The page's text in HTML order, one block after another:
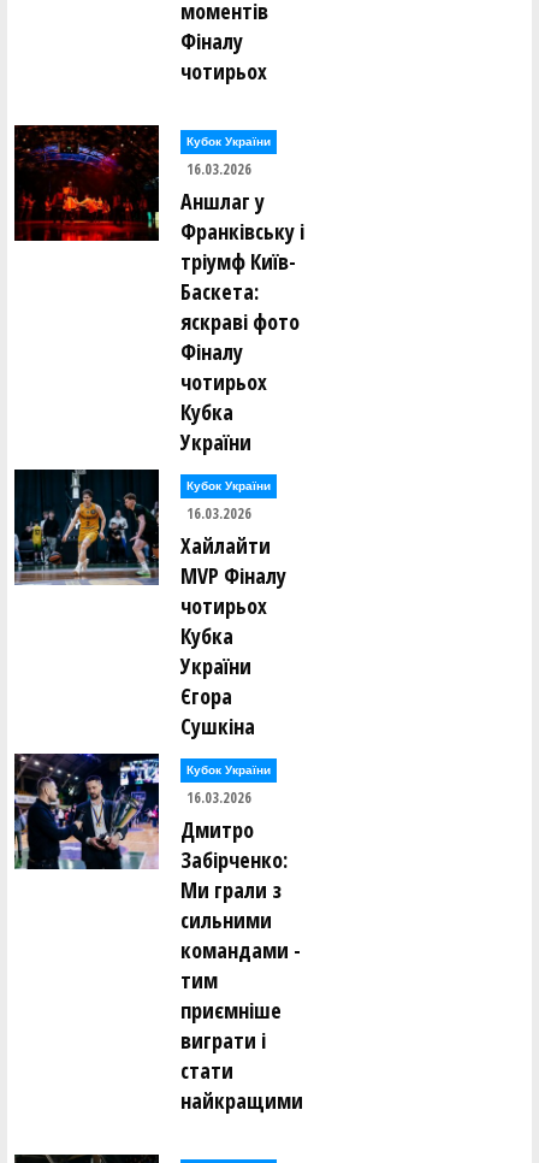
моментів
Фіналу
чотирьох
Кубок України
16.03.2026
Аншлаг у
Франківську і
тріумф Київ-
Баскета:
яскраві фото
Фіналу
чотирьох
Кубка
України
Кубок України
16.03.2026
Хайлайти
MVP Фіналу
чотирьох
Кубка
України
Єгора
Сушкіна
Кубок України
16.03.2026
Дмитро
Забірченко:
Ми грали з
сильними
командами -
тим
приємніше
виграти і
стати
найкращими